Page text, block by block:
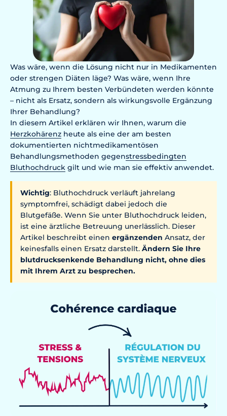
Was wäre, wenn die Lösung nicht nur in Medikamenten
oder strengen Diäten läge? Was wäre, wenn Ihre
Atmung zu Ihrem besten Verbündeten werden könnte
– nicht als Ersatz, sondern als wirkungsvolle Ergänzung
Ihrer Behandlung?
In diesem Artikel erklären wir Ihnen, warum die
Herzkohärenz heute als eine der am besten
dokumentierten nichtmedikamentösen
Behandlungsmethoden gegenstressbedingten
Bluthochdruck gilt und wie man sie effektiv anwendet.
Wichtig: Bluthochdruck verläuft jahrelang
symptomfrei, schädigt dabei jedoch die
Blutgefäße. Wenn Sie unter Bluthochdruck leiden,
ist eine ärztliche Betreuung unerlässlich. Dieser
Artikel beschreibt einen ergänzenden Ansatz, der
keinesfalls einen Ersatz darstellt. Ändern Sie Ihre
blutdrucksenkende Behandlung nicht, ohne dies
mit Ihrem Arzt zu besprechen.